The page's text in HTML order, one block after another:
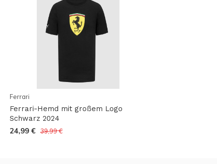
Ferrari
Ferrari-Hemd mit großem Logo
Schwarz 2024
24,99 € 39,99 €